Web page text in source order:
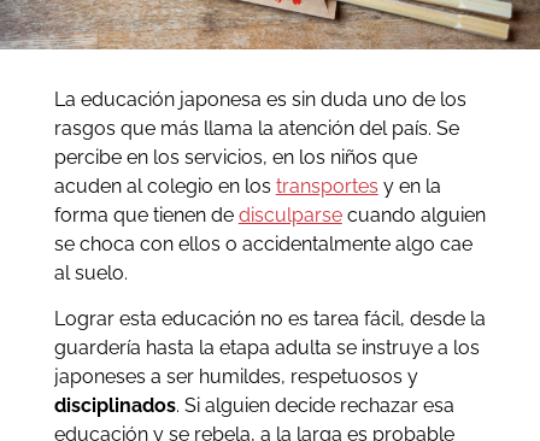
La educación japonesa es sin duda uno de los
rasgos que más llama la atención del país. Se
percibe en los servicios, en los niños que
acuden al colegio en los transportes y en la
forma que tienen de disculparsecuando alguien
se choca con ellos o accidentalmente algo cae
al suelo.
Lograr esta educación no es tarea fácil, desde la
guardería hasta la etapa adulta se instruye a los
japoneses a ser humildes, respetuosos y
disciplinados. Si alguien decide rechazar esa
educación y se rebela, a la larga es probable